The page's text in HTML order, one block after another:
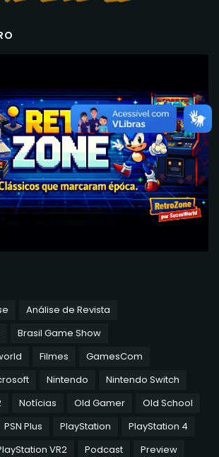
Análise de Revista
Brasil Game Show
Filmes
GamesCom
Nintendo
Nintendo Switch
Notícias Old Gamer
Old School
PSN Plus PlayStation
PlayStation 4
VR2 Podcast
Preview